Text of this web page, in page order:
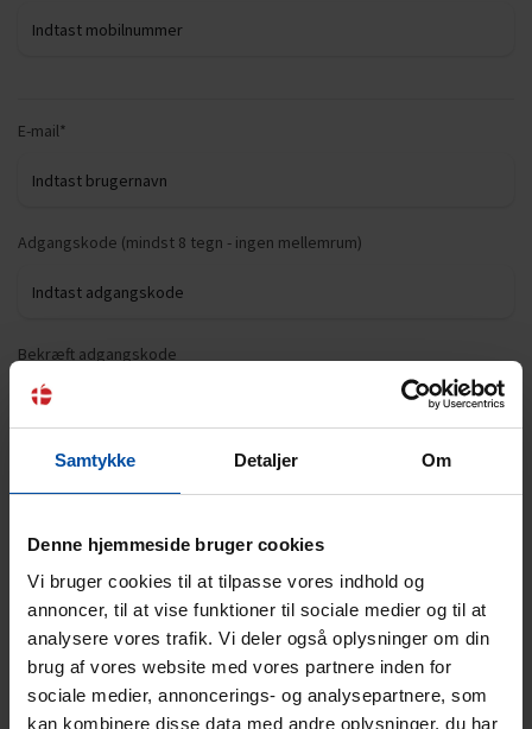
Samtykke Detaljer Om
Denne hjemmeside bruger cookies
Vi bruger cookies til at tilpasse vores indhold og
annoncer, til at vise funktioner til sociale medier og til at
analysere vores trafik. Vi deler også oplysninger om din
brug af vores website med vores partnere inden for
sociale medier, annoncerings- og analysepartnere, som
kan kombinere disse data med andre oplysninger, du har
E-mail*
Adgangskode (mindst 8 tegn - ingen mellemrum)
Bekræft adgangskode
Ebeltoft Feriehusudlejning. Dette omfatter eksklusive tilbud,
inspiration til din næste ferie, nyheder før alle andre og meget
mere.
Jeg accepterer gældende og privatlivspolitik